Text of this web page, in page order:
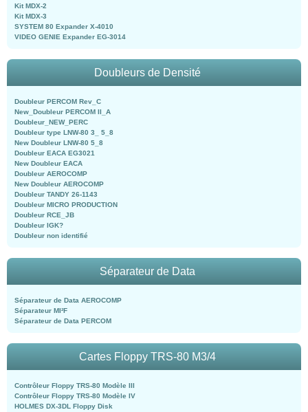
Kit MDX-2
Kit MDX-3
SYSTEM 80 Expander X-4010
VIDEO GENIE Expander EG-3014
Doubleurs de Densité
Doubleur PERCOM Rev_C
New_Doubleur PERCOM II_A
Doubleur_NEW_PERC
Doubleur type LNW-80 3_ 5_8
New Doubleur LNW-80 5_8
Doubleur EACA EG3021
New Doubleur EACA
Doubleur AEROCOMP
New Doubleur AEROCOMP
Doubleur TANDY 26-1143
Doubleur MICRO PRODUCTION
Doubleur RCE_JB
Doubleur IGK?
Doubleur non identifié
Séparateur de Data
Séparateur de Data AEROCOMP
Séparateur MI²F
Séparateur de Data PERCOM
Cartes Floppy TRS-80 M3/4
Contrôleur Floppy TRS-80 Modèle III
Contrôleur Floppy TRS-80 Modèle IV
HOLMES DX-3DL Floppy Disk